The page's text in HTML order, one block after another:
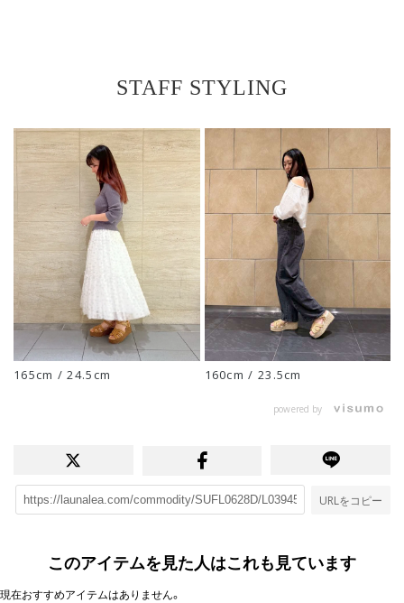
STAFF STYLING
165cm / 24.5cm 160cm / 23.5cm
powered by
URLをコピー
このアイテムを見た人はこれも見ています
現在おすすめアイテムはありません。